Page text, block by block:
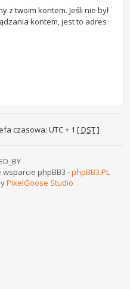
z twoim kontem. Jeśli nie był
kontem, jest to adres
czasowa: UTC + 1 [DST]
phpBB3 -phpBB3.PL
PixelGoose Studio